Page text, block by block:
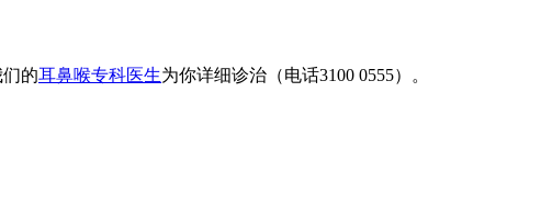
的耳鼻喉专科医生为你详细诊治（电话3100 0555）。